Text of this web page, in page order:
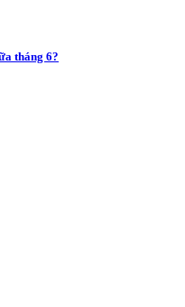
tháng 6?